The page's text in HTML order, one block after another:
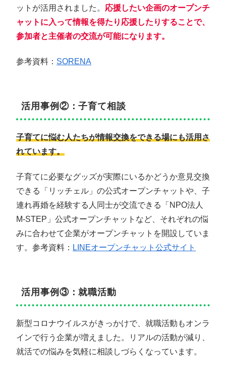
ットが活用されました。 応援したい企画のオープンチ
ャットに入って情報を得たり応援したりすることで、
参加者と主催者の交流が可能になります。
参考資料： SORENA
活用事例②：子育て相談
子育てに悩む人たちが情報交換をできる場にも活用さ
れています。
子育てに必要なグッズが実際にいるかどうか意見交換
できる「リッチェル」の公式オープンチャットや、子
連れ再婚を経験する人同士が交流できる「NPO法人
M-STEP」公式オープンチャットなど、それぞれの悩
みに合わせて企業がオープンチャットを開設していま
す。参考資料： LINEオープンチャット公式サイト
活用事例③：就職活動
新型コロナウイルスがきっかけで、就職活動もオンラ
インで行う企業が増えました。リアルの活動が減り、
就活での悩みを気軽に相談しづらくなっています。